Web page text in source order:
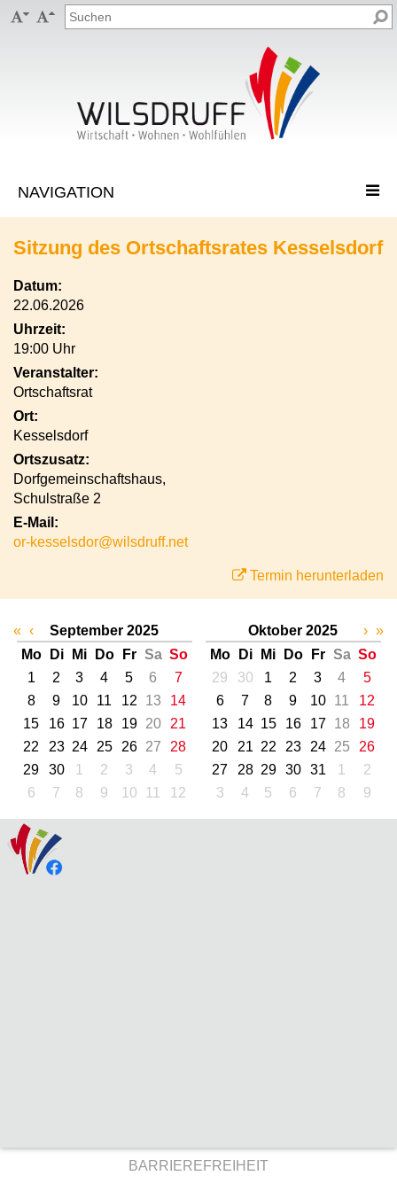
 
Sitzung des Ortschaftsrates Kesselsdorf
Datum:
22.06.2026
Uhrzeit:
19:00 Uhr
Veranstalter:
Ortschaftsrat
Ort:
Kesselsdorf
Ortszusatz:
Dorfgemeinschaftshaus,
Schulstraße 2
E-Mail:
or-kesselsdor@wilsdruff.net
Termin herunterladen
« ‹
September 2025
Mo
Di Mi Do Fr Sa So
1
2 3 4 5 6
7
8
9 10 11 12 13
14
15
16 17 18 19 20
21
22
23 24 25 26 27
28
29
30 1 2 3 4
5
6
7 8 9 10 11 12
Oktober 2025
Mo
Di Mi Do Fr Sa So
29
30 1 2 3 4
5
6
7 8 9 10 11
12
13
14 15 16 17 18
19
20
21 22 23 24 25
26
27
28 29 30 31 1
2
3
4 5 6 7 8 9
› »
BARRIEREFREIHEIT